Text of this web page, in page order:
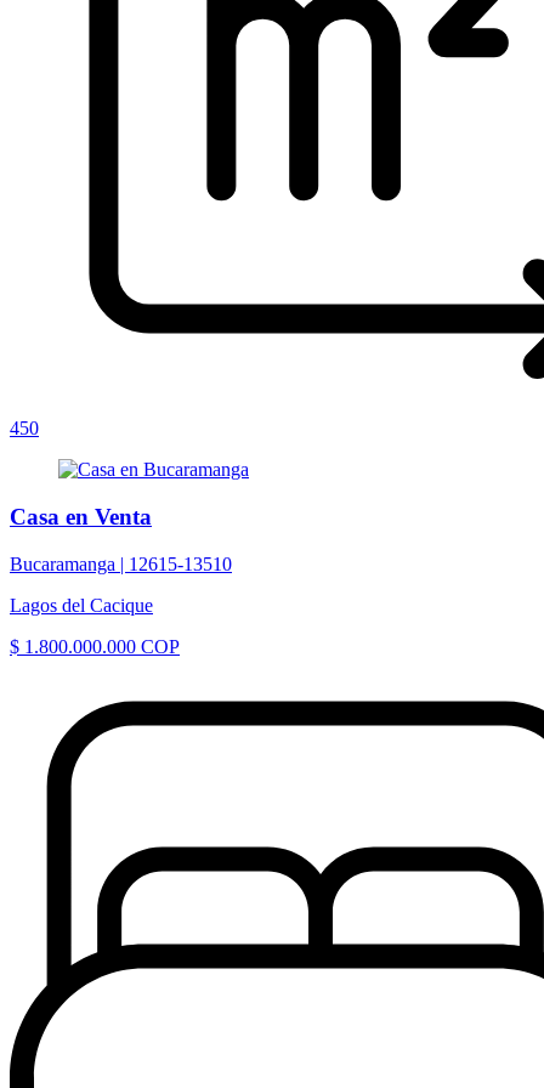
450
Casa en Venta
Bucaramanga | 12615-13510
Lagos del Cacique
$ 1.800.000.000 COP